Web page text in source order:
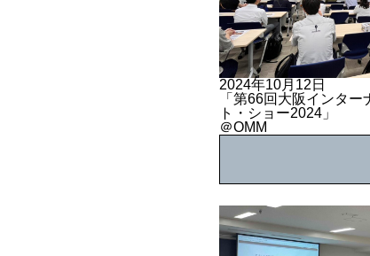
2024年10月12日
「第66回大阪インター
ト・ショー2024」
＠OMM